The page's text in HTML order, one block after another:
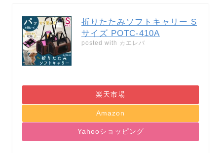
折りたたみソフトキャリー S
サイズ POTC-410A
posted with カエレバ
楽天市場
Amazon
Yahooショッピング